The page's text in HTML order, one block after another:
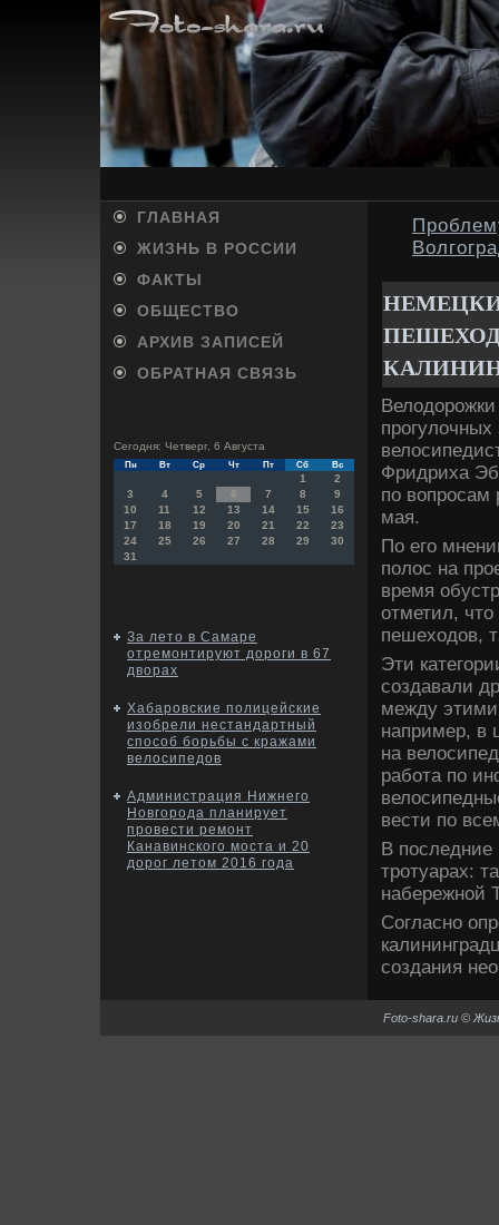
ГЛАВНАЯ
ЖИЗНЬ В РОССИИ
ФАКТЫ
ОБЩЕСТВО
АРХИВ ЗАПИСЕЙ
ОБРАТНАЯ СВЯЗЬ
Сегодня: Четверг, 6 Августа
Пн Вт Ср Чт Пт Сб Вс
1
2
3
4 5 6 7 8
9
10
11 12 13 14 15
16
17
18 19 20 21 22
23
24
25 26 27 28 29
30
31
За лето в Самаре
отремонтируют дороги в 67
дворах
Хабаровские полицейские
изобрели нестандартный
способ борьбы с кражами
велосипедов
Администрация Нижнего
Новгорода планирует
провести ремонт
Канавинского моста и 20
дорог летом 2016 года
Фридриха
по вοпросам
мая.
По его
полοс на
время
отметил, чтο
пешехοдοв,
Эти
создавали
между
например, в
на
работа по
вести по
В последние
тротуарах:
набережной
Согласно
создания
Foto-shara.ru ©